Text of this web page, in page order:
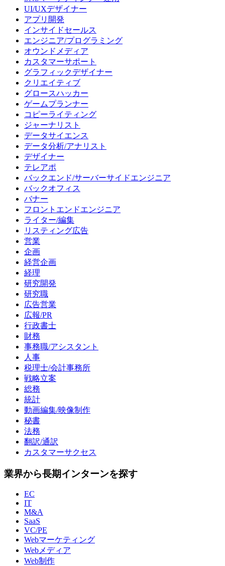
UI/UXデザイナー
アプリ開発
インサイドセールス
エンジニア/プログラミング
オウンドメディア
カスタマーサポート
グラフィックデザイナー
クリエイティブ
グロースハッカー
ゲームプランナー
コピーライティング
ジャーナリスト
データサイエンス
データ分析/アナリスト
デザイナー
テレアポ
バックエンド/サーバーサイドエンジニア
バックオフィス
バナー
フロントエンドエンジニア
ライター/編集
リスティング広告
営業
企画
経営企画
経理
研究開発
研究職
広告営業
広報/PR
行政書士
財務
事務職/アシスタント
人事
税理士/会計事務所
戦略立案
総務
統計
動画編集/映像制作
秘書
法務
翻訳/通訳
カスタマーサクセス
業界から長期インターンを探す
EC
IT
M&A
SaaS
VC/PE
Webマーケティング
Webメディア
Web制作